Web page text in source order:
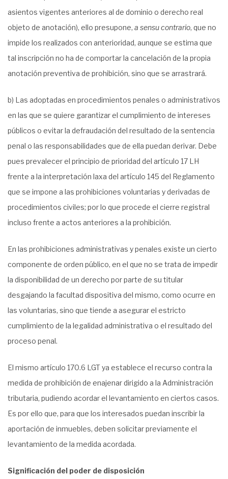
asientos vigentes anteriores al de dominio o derecho real
objeto de anotación), ello presupone, a sensu contrario, que no
impide los realizados con anterioridad, aunque se estima que
tal inscripción no ha de comportar la cancelación de la propia
anotación preventiva de prohibición, sino que se arrastrará.
b) Las adoptadas en procedimientos penales o administrativos
en las que se quiere garantizar el cumplimiento de intereses
públicos o evitar la defraudación del resultado de la sentencia
penal o las responsabilidades que de ella puedan derivar. Debe
pues prevalecer el principio de prioridad del artículo 17 LH
frente a la interpretación laxa del artículo 145 del Reglamento
que se impone a las prohibiciones voluntarias y derivadas de
procedimientos civiles; por lo que procede el cierre registral
incluso frente a actos anteriores a la prohibición.
En las prohibiciones administrativas y penales existe un cierto
componente de orden público, en el que no se trata de impedir
la disponibilidad de un derecho por parte de su titular
desgajando la facultad dispositiva del mismo, como ocurre en
las voluntarias, sino que tiende a asegurar el estricto
cumplimiento de la legalidad administrativa o el resultado del
proceso penal.
El mismo artículo 170.6 LGT ya establece el recurso contra la
medida de prohibición de enajenar dirigido a la Administración
tributaria, pudiendo acordar el levantamiento en ciertos casos.
Es por ello que, para que los interesados puedan inscribir la
aportación de inmuebles, deben solicitar previamente el
levantamiento de la medida acordada.
Significación del poder de disposición